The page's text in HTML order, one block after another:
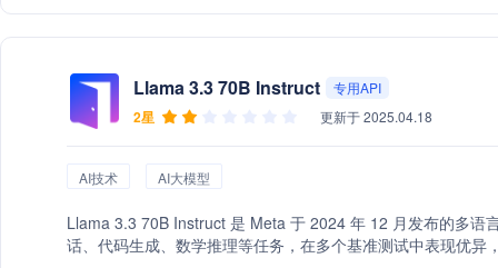
Llama 3.3 70B Instruct 专用API
2星 更新于 2025.04.18
AI技术 AI大模型
Llama 3.3 70B Instruct 是 Meta 于 2024 年 12 月发布的多语
话、代码生成、数学推理等任务，在多个基准测试中表现优